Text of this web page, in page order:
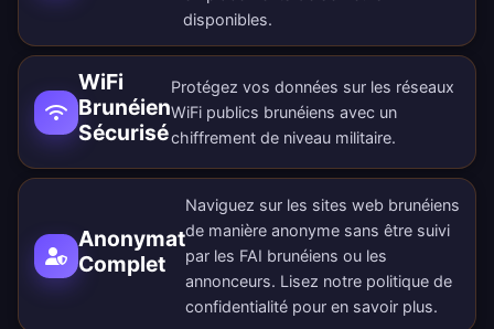
disponibles.
WiFi
Brunéien
Sécurisé
Protégez vos données sur les réseaux
WiFi publics brunéiens avec un
chiffrement de niveau militaire.
Anonymat
Complet
Naviguez sur les sites web brunéiens
de manière anonyme sans être suivi
par les FAI brunéiens ou les
annonceurs. Lisez notre politique de
confidentialité pour en savoir plus.